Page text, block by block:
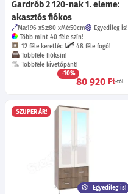
Gardrób 2 120-nak 1. eleme:
akasztós fiókos
Ma:196 Sz:80 Mé:50cm
Egyedileg is!
Több mint 40 féle szín!
12 féle keretléc !
48 féle fogó!
Többféle fióksín!
Többféle kivetőpánt!
-10%
80 920 Ft-tól
SZUPER ÁR!
Egyedileg is!